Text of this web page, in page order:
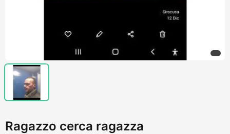
Ragazzo cerca ragazza